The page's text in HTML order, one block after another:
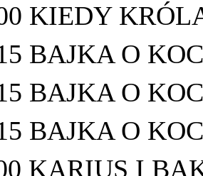
KIEDY
BAJKA O
BAJKA O
BAJKA O
KARIUS I